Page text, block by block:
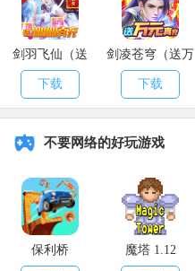
剑羽飞仙（送
10000真充）
下载
剑凌苍穹（送万
元真充）
下载
不要网络的好玩游戏
保利桥 魔塔 1.12